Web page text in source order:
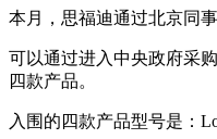
本月，思福迪通过北京同
可以通过进入中央政府采
四款产品。
入围的四款产品型号是：